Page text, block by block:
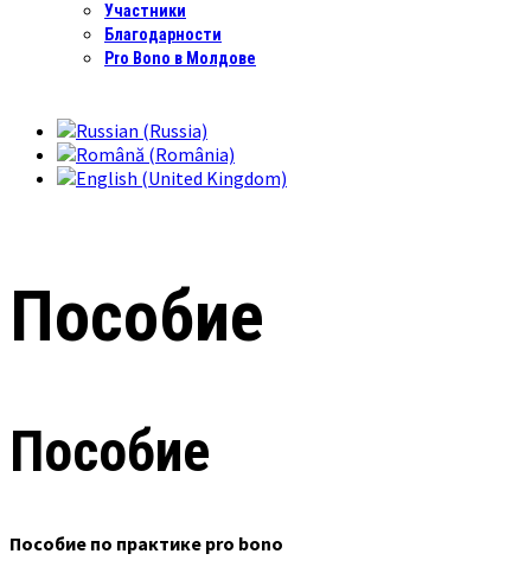
Участники
Благодарности
Pro Bono в Молдове
Пособие
Пособие
Пособие по практике pro bono